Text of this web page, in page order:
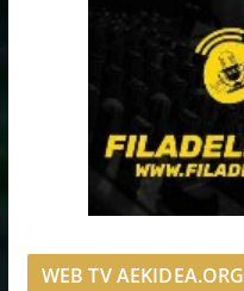
WEB TV AEKIDEA.ORG